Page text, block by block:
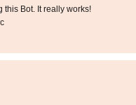
this Bot. It really works!